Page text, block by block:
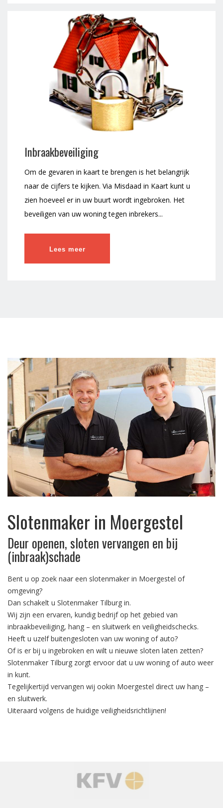
Inbraakbeveiliging
Om de gevaren in kaart te brengen is het belangrijk
naar de cijfers te kijken. Via Misdaad in Kaart kunt u
zien hoeveel er in uw buurt wordt ingebroken. Het
beveiligen van uw woning tegen inbrekers...
Lees meer
Slotenmaker in Moergestel
Deur openen, sloten vervangen en bij
(inbraak)schade
Bent u op zoek naar een slotenmaker in Moergestel of
omgeving?
Dan schakelt u Slotenmaker Tilburg in.
Wij zijn een ervaren, kundig bedrijf op het gebied van
inbraakbeveiliging, hang – en sluitwerk en veiligheidschecks.
Heeft u uzelf buitengesloten van uw woning of auto?
Of is er bij u ingebroken en wilt u nieuwe sloten laten zetten?
Slotenmaker Tilburg zorgt ervoor dat u uw woning of auto weer
in kunt.
Tegelijkertijd vervangen wij ookin Moergestel direct uw hang –
en sluitwerk.
Uiteraard volgens de huidige veiligheidsrichtlijnen!